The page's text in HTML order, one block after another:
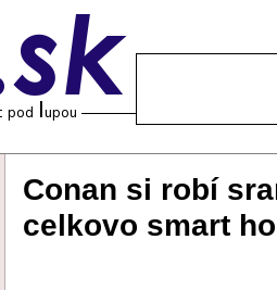
Conan si robí
celkovo smart